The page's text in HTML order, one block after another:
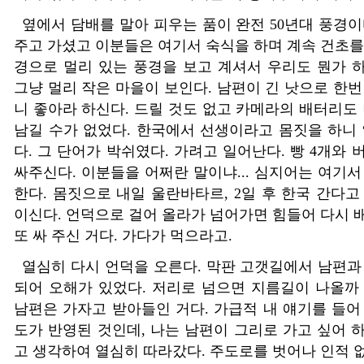
옆에서 담배를 말아 피우는 품이 완전 50년대 풍경
주고 가셨고 이분들은 여기서 숙식을 하며 계속 건초
경으로 멀리 있는 풍경을 보고 계셔서 우리도 뭔가
그냥 멀리 작은 마을이 보인다. 남편이 긴 낫으로 한
니 좋아라 하신다. 드릴 것도 없고 카메라의 배터리
남길 수가 없었다. 한국에서 선생이라고 몸짓을 하니
다. 그 단어가 박쉬였다. 가려고 일어난다. 빵 4개와
싸주신다. 이분들을 어쩌란 말이냐... 심지어는 여기
한다. 몸짓으로 내일 울란바타르, 2일 후 한국 간다
이신다. 언덕으로 걸어 올라가 넘어가면 힘들어 다시
또 싸 주신 거다. 가다가 먹으라고.
열심히 다시 언덕을 오른다. 막판 고갯길에서 남편
되어 오해가 있었다. 저리로 넘으면 지름길이 나올
남편은 가자고 받아들인 거다. 가급적 내 얘기를 들
도가 반영된 것인데, 나는 남편이 그리로 가고 싶어
고 생각하여 열심히 따라갔다. 주도로를 벗어나 인적